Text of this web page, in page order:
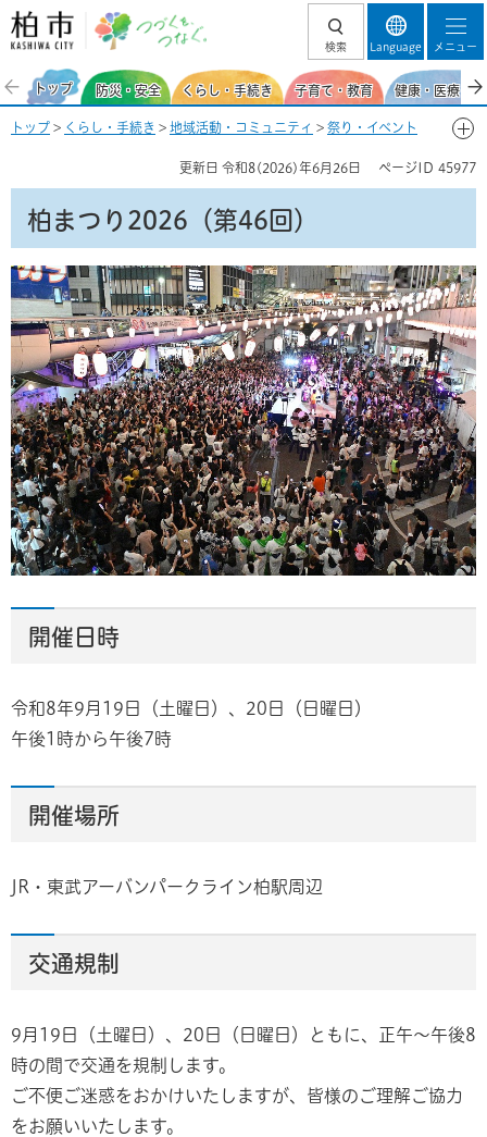
柏市 つづくを、
検索 Language メニュー
トップ 防災・安全 くらし・手続き 子育て・教育 健康・医療・
トップ > くらし・手続き > 地域活動・コミュニティ > 祭り・イベント
更新日 令和8(2026)年6月26日 ページID 45977
柏まつり2026（第46回）
開催日時
令和8年9月19日（土曜日）、20日（日曜日）
午後1時から午後7時
開催場所
JR・東武アーバンパークライン柏駅周辺
交通規制
9月19日（土曜日）、20日（日曜日）ともに、正午～午後8
時の間で交通を規制します。
ご不便ご迷惑をおかけいたしますが、皆様のご理解ご協力
をお願いいたします。